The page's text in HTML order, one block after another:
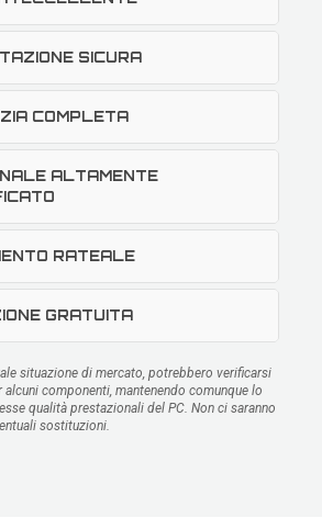
SICURA
COMPLETA
ALTAMENTE
RATEALE
GRATUITA
situazione di mercato, potrebbero verificarsi
componenti, mantenendo comunque lo
qualità prestazionali del PC. Non ci saranno
sostituzioni.